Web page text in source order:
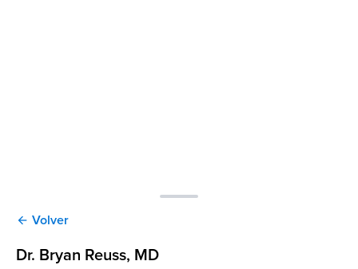
arrow_back Volver
Dr. Bryan Reuss, MD